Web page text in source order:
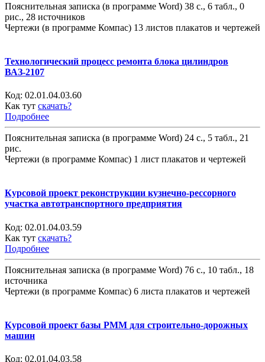
Пояснительная записка (в программе Word) 38 с., 6 табл., 0
рис., 28 источников
Чертежи (в программе Компас) 13 листов плакатов и чертежей
Технологический процесс ремонта блока цилиндров
ВАЗ-2107
Код: 02.01.04.03.60
Как тут скачать?
Подробнее
Пояснительная записка (в программе Word) 24 с., 5 табл., 21
рис.
Чертежи (в программе Компас) 1 лист плакатов и чертежей
Курсовой проект реконструкции кузнечно-рессорного
участка автотранспортного предприятия
Код: 02.01.04.03.59
Как тут скачать?
Подробнее
Пояснительная записка (в программе Word) 76 с., 10 табл., 18
источника
Чертежи (в программе Компас) 6 листа плакатов и чертежей
Курсовой проект базы РММ для строительно-дорожных
машин
Код: 02.01.04.03.58